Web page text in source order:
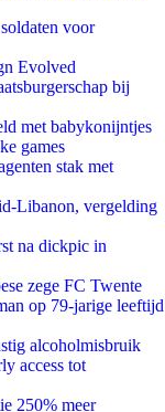
voor
Evolved
bij
met babykonijntjes
games
stak met
Libanon, vergelding
na dickpic in
zege FC Twente
op 79-jarige leeftijd
alcoholmisbruik
access tot
250% meer